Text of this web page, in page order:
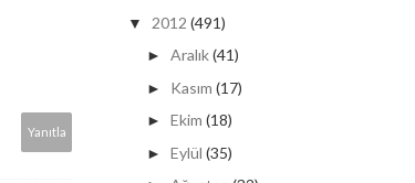
Yanıtla
▼ 2012 (491)
► Aralık(41)
► Kasım (17)
► Ekim (18)
► Eylül (35)